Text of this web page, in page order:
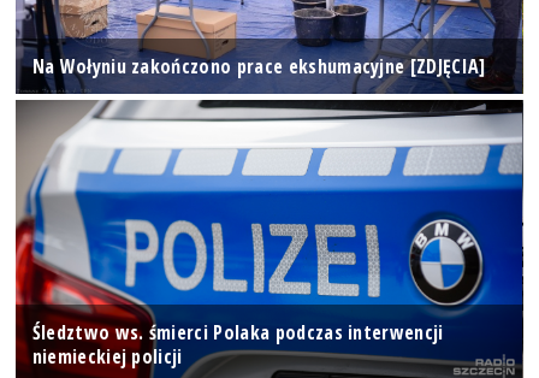
Na Wołyniu zakończono prace ekshumacyjne [ZDJĘCIA]
Śledztwo ws. śmierci Polaka podczas interwencji
niemieckiej policji